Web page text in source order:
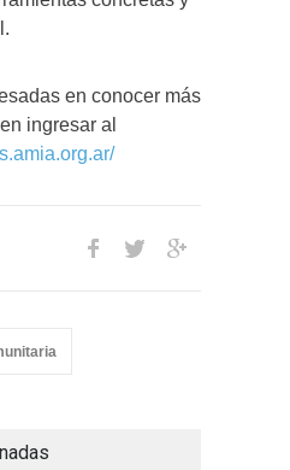
en conocer más
ingresar al